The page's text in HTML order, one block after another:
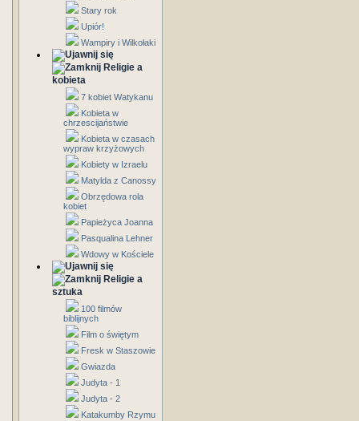
Stary rok
Upiór!
Wampiry i Wilkołaki
Religie a
kobieta
7 kobiet Watykanu
Kobieta w
chrzescijaństwie
Kobieta w czasach
wypraw krzyżowych
Kobiety w Izraelu
Matylda z Canossy
Obrzędowa rola
kobiet
Papieżyca Joanna
Pasqualina Lehner
Wdowy w Kościele
Religie a
sztuka
100 filmów
biblijnych
Film o świętym
Fresk w Staszowie
Gwiazda
Judyta - 1
Judyta - 2
Katakumby Rzymu